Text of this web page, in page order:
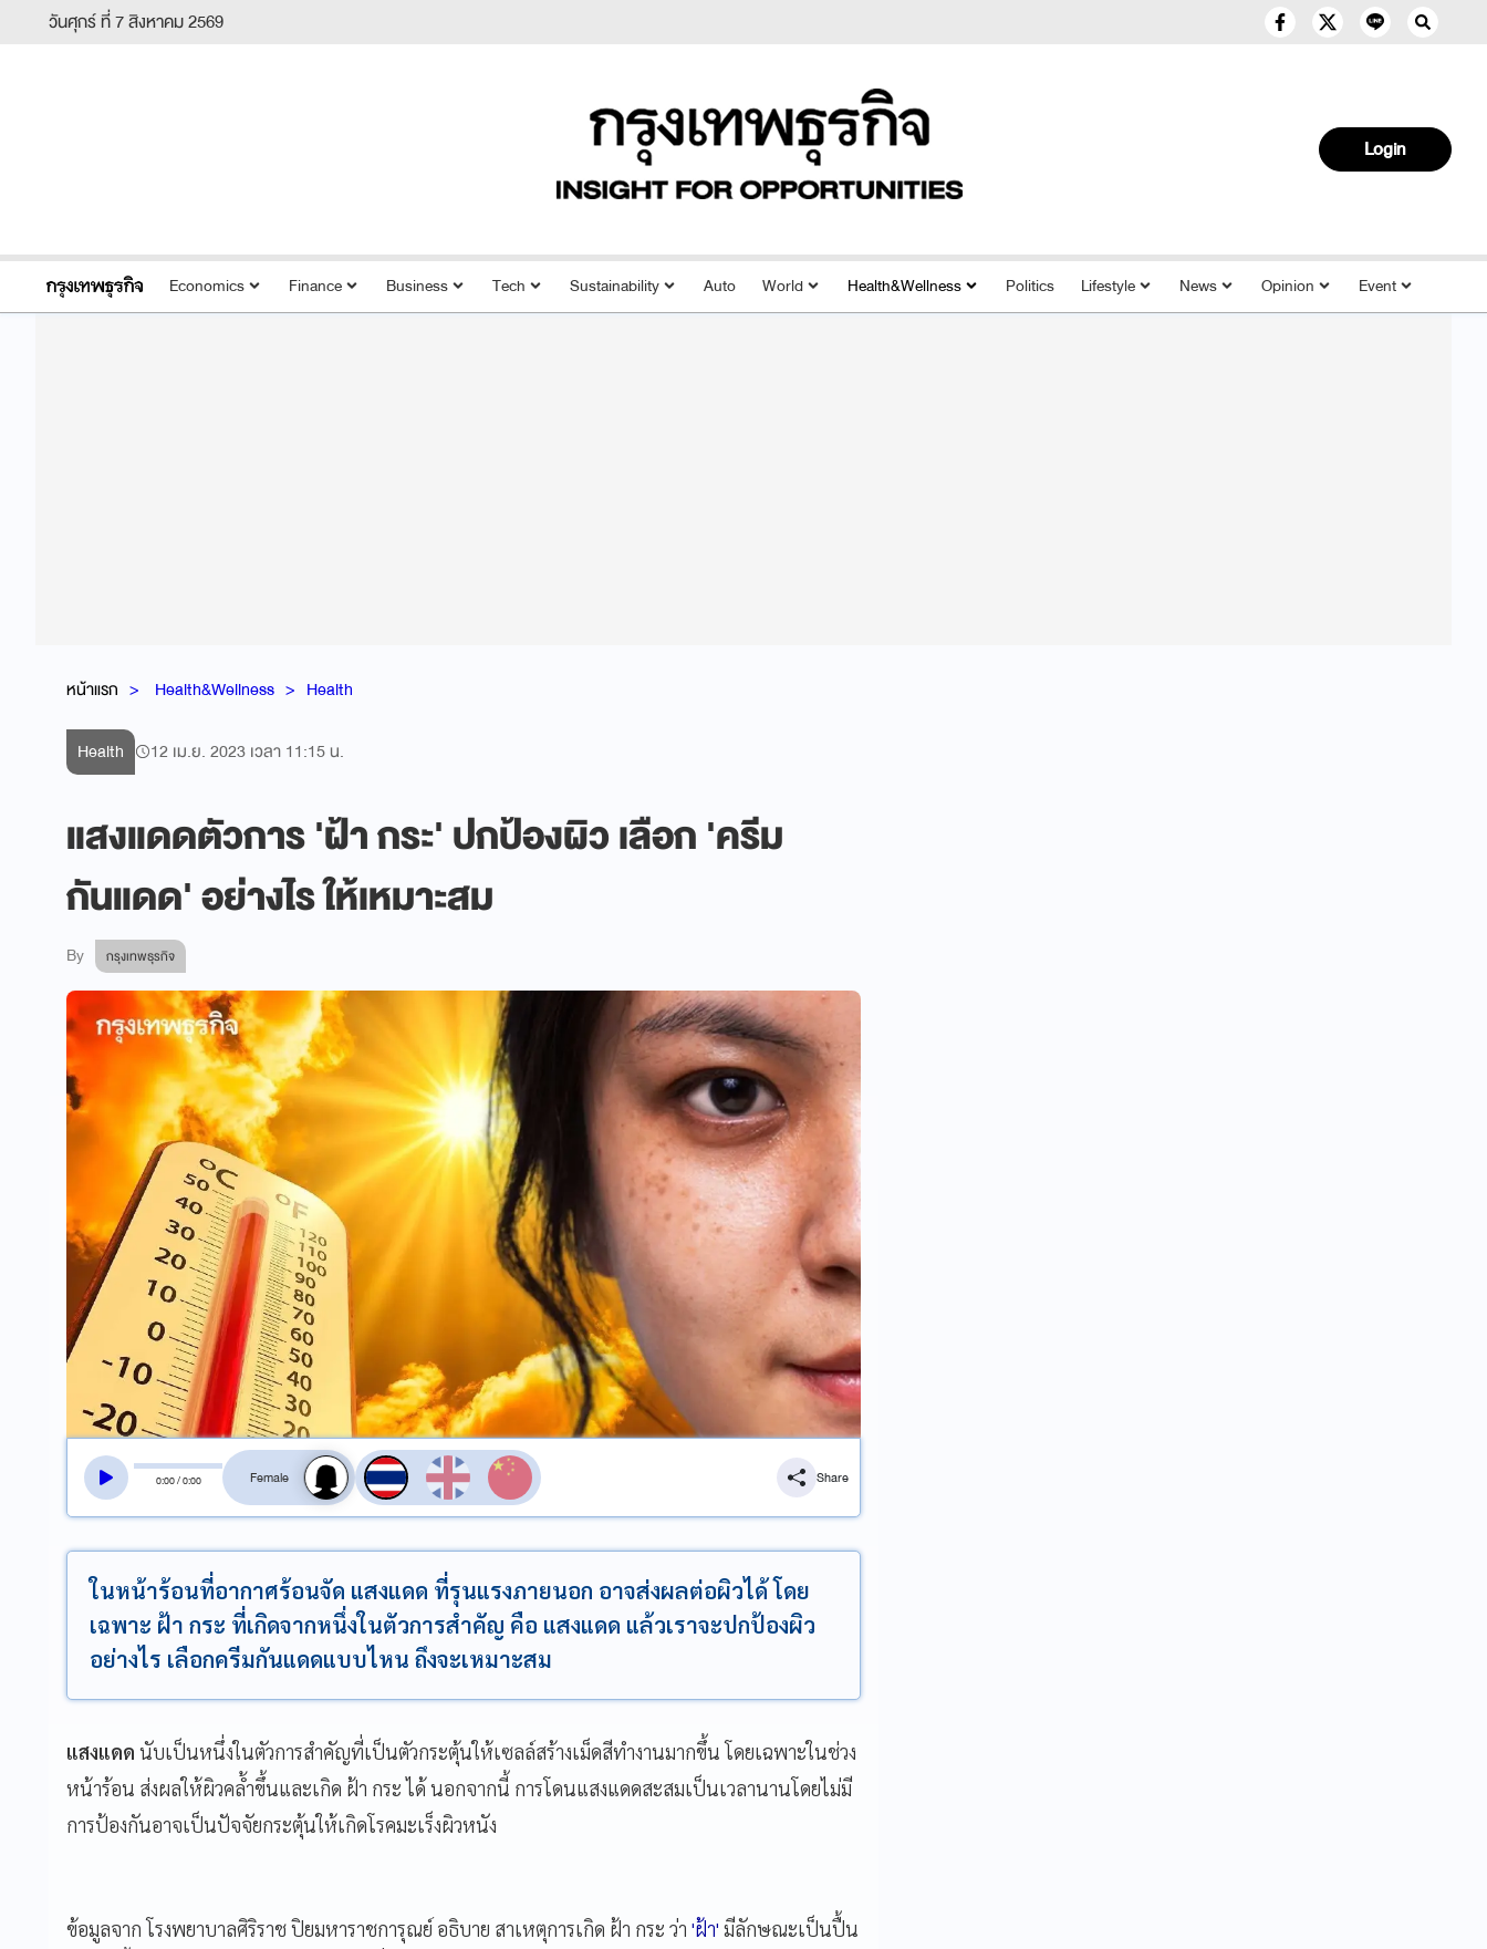
วันศุกร์ ที่ 7 สิงหาคม 2569
Login
Economics Finance Business Tech Sustainability Auto World Health&Wellness Politics Lifestyle News Opinion Event
หน้าแรก Health&Wellness Health
Health 12 เม.ย. 2023 เวลา 11:15 น.
แสงแดดตัวการ 'ฝ้า กระ' ปกป้องผิว เลือก 'ครีม
กันแดด' อย่างไร ให้เหมาะสม
By กรุงเทพธุรกิจ
0:00/0:00
สลับเสียงอ่าน
Share
ในหน้าร้อนที่อากาศร้อนจัด แสงแดด ที่รุนแรงภายนอก อาจส่งผลต่อผิวได้ โดย
เฉพาะ ฝ้า กระ ที่เกิดจากหนึ่งในตัวการสำคัญ คือ แสงแดด แล้วเราจะปกป้องผิว
อย่างไร เลือกครีมกันแดดแบบไหน ถึงจะเหมาะสม
แสงแดด นับเป็นหนึ่งในตัวการสำคัญที่เป็นตัวกระตุ้นให้เซลล์สร้างเม็ดสีทำงานมากขึ้น โดยเฉพาะในช่วง
หน้าร้อน ส่งผลให้ผิวคล้ำขึ้นและเกิด ฝ้า กระ ได้ นอกจากนี้ การโดนแสงแดดสะสมเป็นเวลานานโดยไม่มี
การป้องกันอาจเป็นปัจจัยกระตุ้นให้เกิดโรคมะเร็งผิวหนัง
ข้อมูลจาก โรงพยาบาลศิริราช ปิยมหาราชการุณย์ อธิบาย สาเหตุการเกิด ฝ้า กระ ว่า 'ฝ้า' มีลักษณะเป็นปื้น